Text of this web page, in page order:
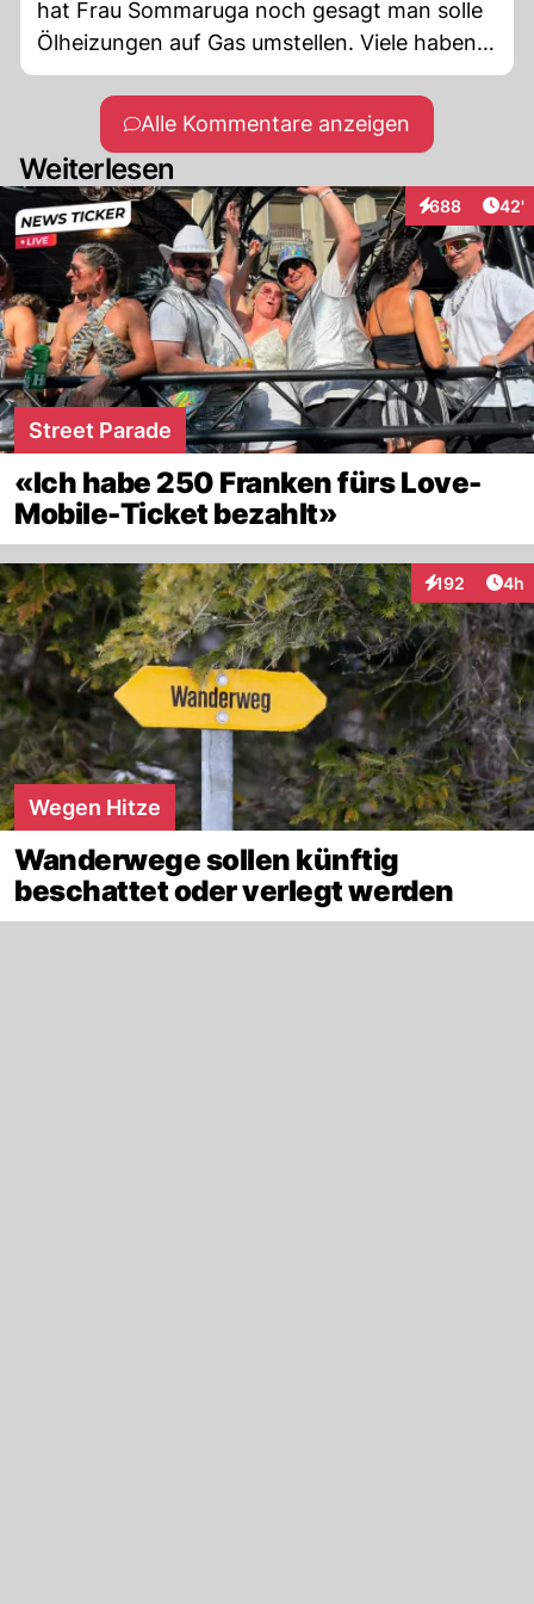
hat Frau Sommaruga noch gesagt man solle
Ölheizungen auf Gas umstellen. Viele haben
das gemacht und dabei auch einen
Gaskochherd gekauft. Die sind nun alle die
Gelackmeierten.
Alle Kommentare anzeigen
Weiterlesen
688
Interaktionen
42'
Street Parade
«Ich habe 250 Franken fürs Love-
Mobile-Ticket bezahlt»
192
Interaktionen
4h
Wegen Hitze
Wanderwege sollen künftig
beschattet oder verlegt werden